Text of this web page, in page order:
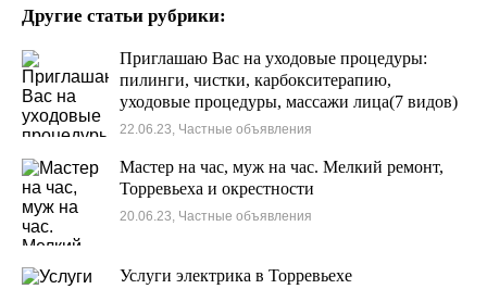
Другие статьи рубрики:
Приглашаю Вас на уходовые процедуры:
пилинги, чистки, карбокситерапию,
уходовые процедуры, массажи лица(7 видов)
и тела
22.06.23, Частные объявления
Мастер на час, муж на час. Мелкий ремонт,
Торревьеха и окрестности
20.06.23, Частные объявления
Услуги электрика в Торревьехе